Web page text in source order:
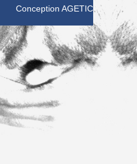
Conception AGETIC